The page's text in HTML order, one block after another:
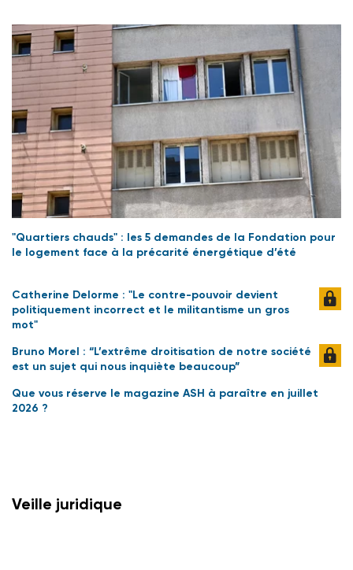
"Quartiers chauds" : les 5 demandes de la Fondation pour
le logement face à la précarité énergétique d’été
Catherine Delorme : "Le contre-pouvoir devient
politiquement incorrect et le militantisme un gros
mot"
Bruno Morel : “L’extrême droitisation de notre société
est un sujet qui nous inquiète beaucoup”
Que vous réserve le magazine ASH à paraître en juillet
2026 ?
Veille juridique